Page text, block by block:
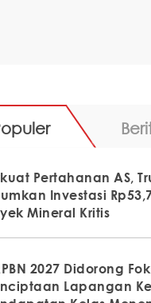
Pertahanan AS,
Investasi
Mineral Kritis
2027 Didorong
Lapangan